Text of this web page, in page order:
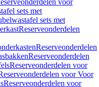
voor
sets met
sets met
Reserveonderdelen
Reserveonderdelen
Reserveonderdelen
Reserveonderdelen voor
voor Voor
Reserveonderdelen voor